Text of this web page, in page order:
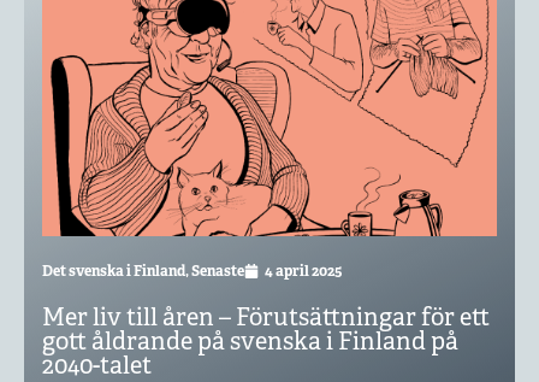
Det svenska i Finland,Senaste 4 april 2025
Mer liv till åren – Förutsättningar för ett
gott åldrande på svenska i Finland på
2040-talet